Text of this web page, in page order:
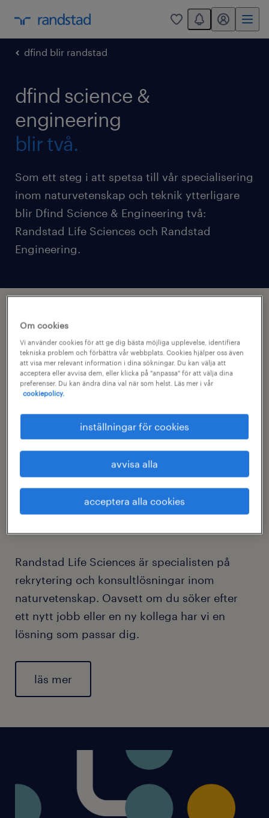
0
You have 0
mitt randstad
dfind blir randstad
dfind science &
engineering
blir två.
Som ett steg i att spetsa till vår specialisering
inom naturvetenskap och teknik ytterligare
blir Dfind Science & Engineering två:
Randstad Life Sciences och Randstad
Engineering.
randstad life sciences.
Randstad Life Sciences är specialisten på
rekrytering och konsultlösningar inom
naturvetenskap. Oavsett om du söker efter
ett nytt jobb eller en ny kollega har vi en
lösning som passar dig.
läs mer
Om cookies
Vi använder cookies för att ge dig bästa möjliga upplevelse, identifiera
tekniska problem och förbättra vår webbplats. Cookies hjälper oss även
att visa mer relevant information i dina sökningar. Du kan välja att
acceptera eller avvisa dem, eller klicka på "anpassa" för att välja dina
preferenser. Du kan ändra dina val när som helst. Läs mer i vår
cookiepolicy.
inställningar för cookies
avvisa alla
acceptera alla cookies